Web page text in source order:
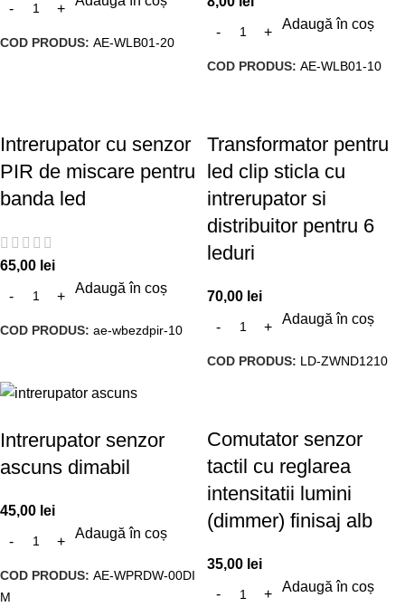
COD PRODUS: AE-WLB01-20
Adaugă în coș
COD PRODUS: AE-WLB01-10
Intrerupator cu senzor
PIR de miscare pentru
banda led
65,00 lei
Adaugă în coș
COD PRODUS: ae-wbezdpir-10
Transformator pentru
led clip sticla cu
intrerupator si
distribuitor pentru 6
leduri
70,00 lei
Adaugă în coș
COD PRODUS: LD-ZWND1210
Intrerupator senzor
ascuns dimabil
45,00 lei
Adaugă în coș
COD PRODUS: AE-WPRDW-00DI
M
Comutator senzor
tactil cu reglarea
intensitatii lumini
(dimmer) finisaj alb
35,00 lei
Adaugă în coș